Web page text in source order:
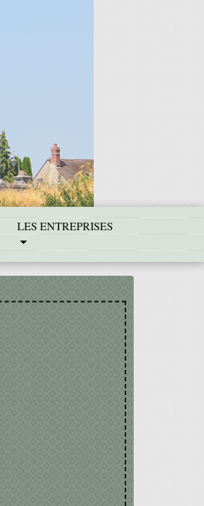
LES ENTREPRISES